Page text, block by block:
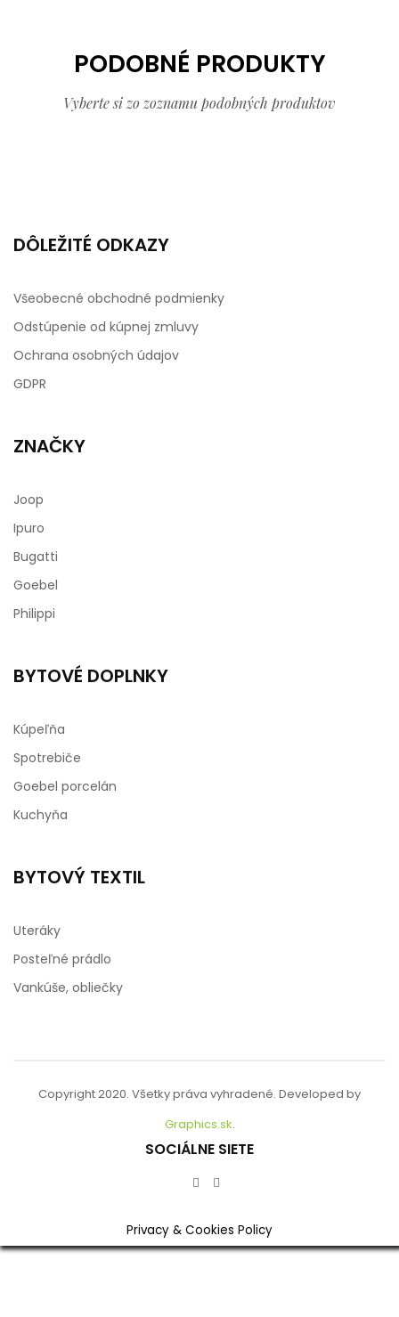
PODOBNÉ PRODUKTY
Vyberte si zo zoznamu podobných produktov
DÔLEŽITÉ ODKAZY
Všeobecné obchodné podmienky
Odstúpenie od kúpnej zmluvy
Ochrana osobných údajov
GDPR
ZNAČKY
Joop
Ipuro
Bugatti
Goebel
Philippi
BYTOVÉ DOPLNKY
Kúpeľňa
Spotrebiče
Goebel porcelán
Kuchyňa
BYTOVÝ TEXTIL
Uteráky
Posteľné prádlo
Vankúše, obliečky
Copyright 2020. Všetky práva vyhradené. Developed by
Graphics.sk.
SOCIÁLNE SIETE
Privacy & Cookies Policy